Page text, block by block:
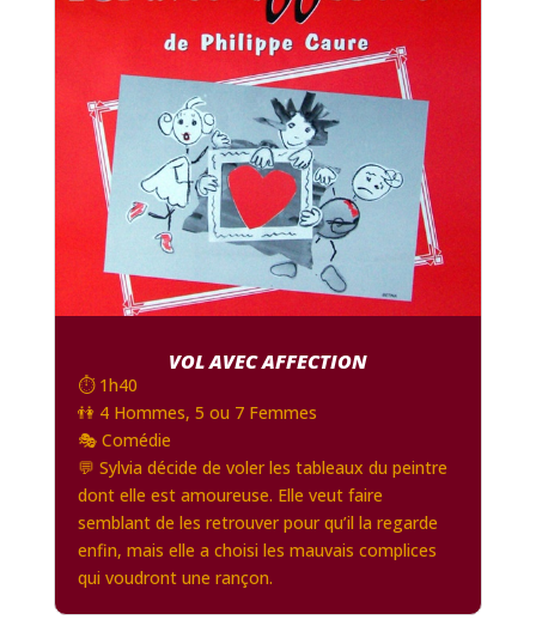
VOL AVEC AFFECTION
⏱️ 1h40
👫 4 Hommes, 5 ou 7 Femmes
🎭 Comédie
💬 Sylvia décide de voler les tableaux du peintre
dont elle est amoureuse. Elle veut faire
semblant de les retrouver pour qu’il la regarde
enfin, mais elle a choisi les mauvais complices
qui voudront une rançon.